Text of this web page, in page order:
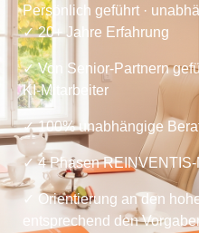
Persönlich geführt ·
✓20+ Jahre Erfahrung
✓Von Senior-Partnern
KI-Mitarbeiter
✓100% unabhängige
✓4 Phasen REINVENTIS-
✓ Orientierung an den h
entsprechend den